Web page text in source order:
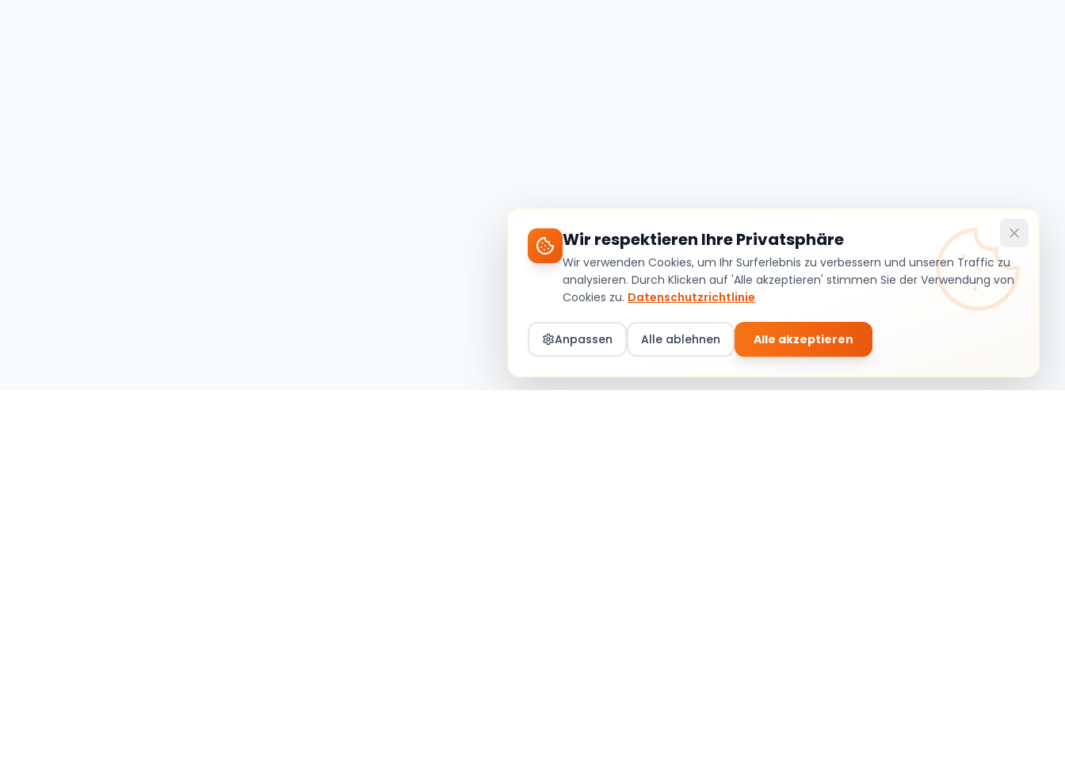
Wir respektieren Ihre Privatsphäre
Wir verwenden Cookies, um Ihr Surferlebnis zu verbessern und unseren Traffic zu
analysieren. Durch Klicken auf 'Alle akzeptieren' stimmen Sie der Verwendung von
Cookies zu. Datenschutzrichtlinie
Anpassen Alle ablehnen Alle akzeptieren